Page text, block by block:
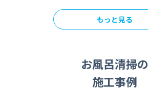
もっと見る
お風呂清掃の
施工事例